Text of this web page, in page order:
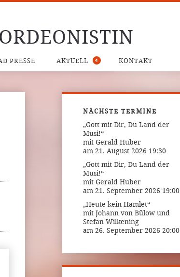
PRESSE AKTUELL 4 KONTAKT
NÄCHSTE TERMINE
„Gott mit Dir, Du Land der
Musi!“
mit Gerald Huber
am 21. August 2026 19:30
„Gott mit Dir, Du Land der
Musi!“
mit Gerald Huber
am 21. September 2026 19:00
„Heute kein Hamlet“
mit Johann von Bülow und
Stefan Wilkening
am 26. September 2026 20:00